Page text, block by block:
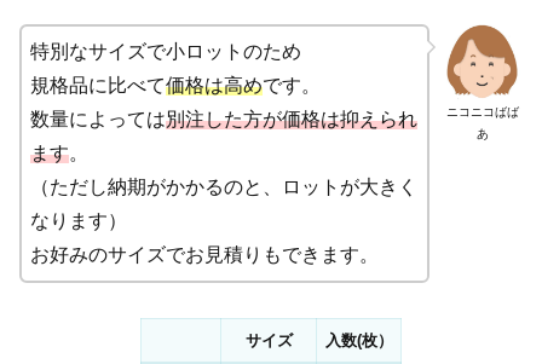
ニコニコばば
あ
特別なサイズで小ロットのため
規格品に比べて価格は高めです。
数量によっては別注した方が価格は抑えられ
ます。
（ただし納期がかかるのと、ロットが大きく
なります）
お好みのサイズでお見積りもできます。
サイズ 入数(枚）